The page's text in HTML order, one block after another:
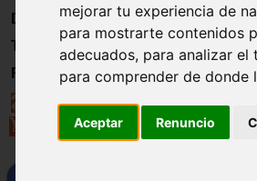
mejorar tu experiencia de
para mostrarte contenidos
adecuados, para analizar
para comprender de donde
Aceptar Renuncio
Directorio
Trabajo
Registro